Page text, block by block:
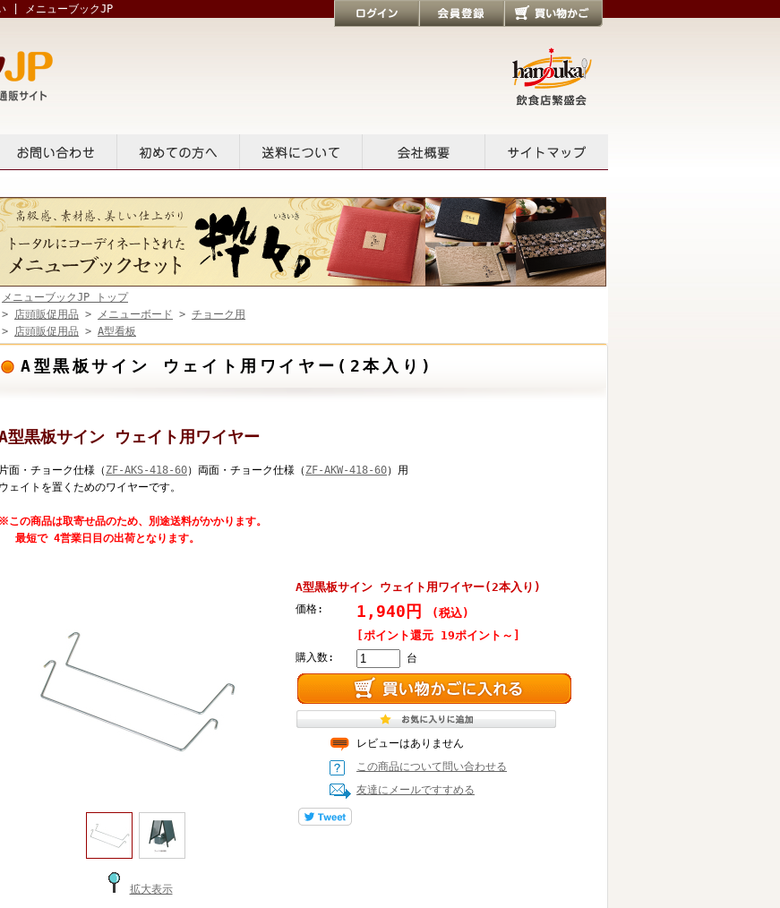
| メニューブックJP
メニューブックJP トップ
> 店頭販促用品 > メニューボード > チョーク用
> 店頭販促用品 > A型看板
A型黒板サイン ウェイト用ワイヤー(2本入り)
型黒板サイン ウェイト用ワイヤー
片面・チョーク仕様（ ZF-AKS-418-60）両面・チョーク仕様（ ZF-AKW-418-60）用
ウェイトを置くためのワイヤーです。
※この商品は取寄せ品のため、別途送料がかかります。
最短で 4営業日目の出荷となります。
拡大表示
A型黒板サイン ウェイト用ワイヤー(2本入り)
価格: 1,940円
(税込)
[ポイント還元 19ポイント～]
購入数: 台
レビューはありません
この商品について問い合わせる
友達にメールですすめる